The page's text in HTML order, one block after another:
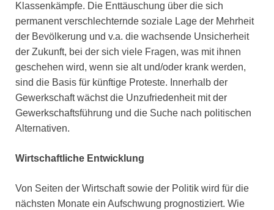
Klassenkämpfe. Die Enttäuschung über die sich
permanent verschlechternde soziale Lage der Mehrheit
der Bevölkerung und v.a. die wachsende Unsicherheit
der Zukunft, bei der sich viele Fragen, was mit ihnen
geschehen wird, wenn sie alt und/oder krank werden,
sind die Basis für künftige Proteste. Innerhalb der
Gewerkschaft wächst die Unzufriedenheit mit der
Gewerkschaftsführung und die Suche nach politischen
Alternativen.
Wirtschaftliche Entwicklung
Von Seiten der Wirtschaft sowie der Politik wird für die
nächsten Monate ein Aufschwung prognostiziert. Wie